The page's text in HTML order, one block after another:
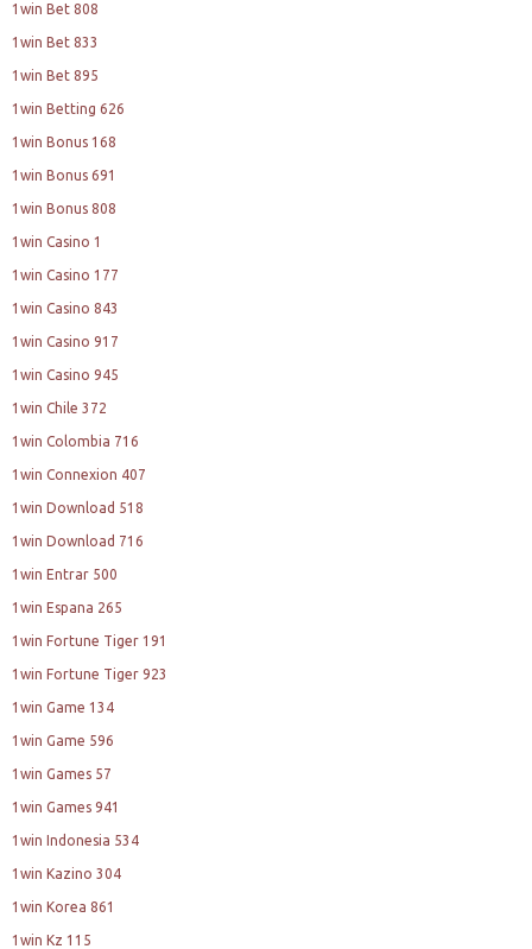
1win Bet 808
1win Bet 833
1win Bet 895
1win Betting 626
1win Bonus 168
1win Bonus 691
1win Bonus 808
1win Casino 1
1win Casino 177
1win Casino 843
1win Casino 917
1win Casino 945
1win Chile 372
1win Colombia 716
1win Connexion 407
1win Download 518
1win Download 716
1win Entrar 500
1win Espana 265
1win Fortune Tiger 191
1win Fortune Tiger 923
1win Game 134
1win Game 596
1win Games 57
1win Games 941
1win Indonesia 534
1win Kazino 304
1win Korea 861
1win Kz 115